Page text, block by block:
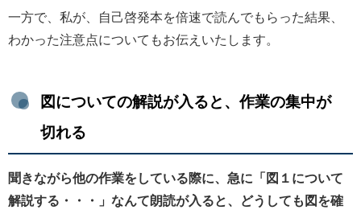
一方で、私が、自己啓発本を倍速で読んでもらった結果、
わかった注意点についてもお伝えいたします。
図についての解説が入ると、作業の集中が
切れる
聞きながら他の作業をしている際に、急に「図１について
解説する・・・」なんて朗読が入ると、どうしても図を確